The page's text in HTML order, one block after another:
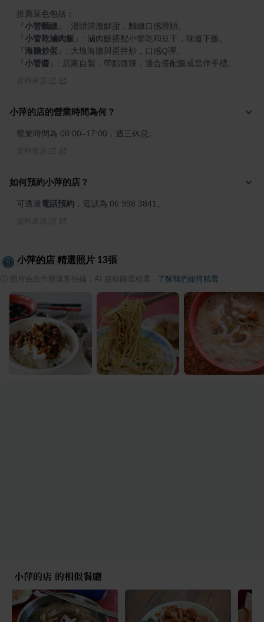
小管麵線
小管乾滷肉飯
海膽炒蛋
小管醬 : 店家自製，帶點微辣，適合搭配飯或當伴手禮。
小萍的店的營業時間為何？
營業時間為 08:00–17:00，週三休息。
如何預約小萍的店？
可透過電話預約 ，電話為 06 998 3841。
小萍的店 精選照片 13張
照片由合作部落客拍攝，AI 協助篩選精選 了解我們如何精選
小萍的店 的相似餐廳